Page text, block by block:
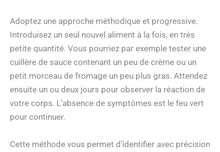
Adoptez une approche méthodique et progressive.
Introduisez un seul nouvel aliment à la fois, en très
petite quantité. Vous pourriez par exemple tester une
cuillère de sauce contenant un peu de crème ou un
petit morceau de fromage un peu plus gras. Attendez
ensuite un ou deux jours pour observer la réaction de
votre corps. L’absence de symptômes est le feu vert
pour continuer.
Cette méthode vous permet d’identifier avec précision